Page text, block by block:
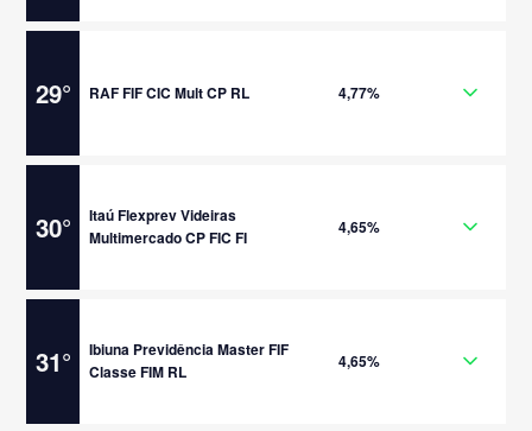
29° RAF FIF CIC Mult CP RL 4,77%
30°
Itaú Flexprev Videiras
Multimercado CP FIC FI
4,65%
31°
Ibiuna Previdência Master FIF
Classe FIM RL
4,65%